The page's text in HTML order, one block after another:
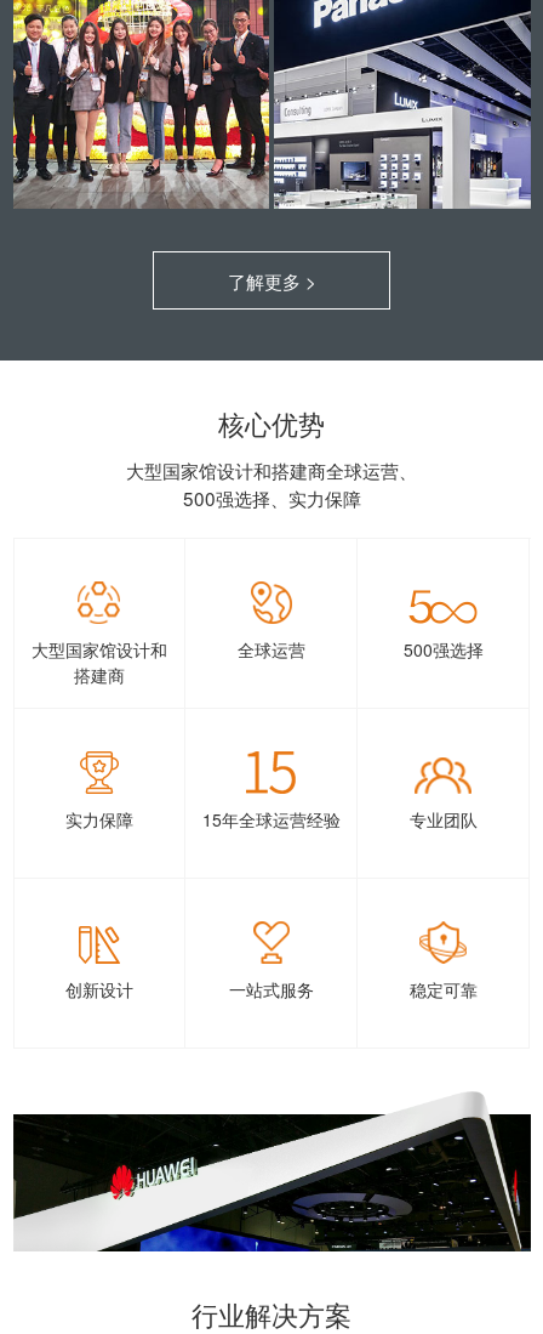
了解更多 >
核心优势
大型国家馆设计和搭建商全球运营、
500强选择、实力保障
大型国家馆设计和
搭建商
全球运营 500强选择
实力保障 15年全球运营经验 专业团队
创新设计 一站式服务 稳定可靠
行业解决方案